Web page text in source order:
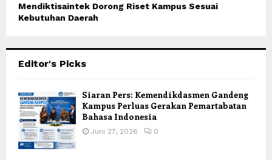
Mendiktisaintek Dorong Riset Kampus Sesuai
Kebutuhan Daerah
Editor's Picks
Siaran Pers: Kemendikdasmen Gandeng
Kampus Perluas Gerakan Pemartabatan
Bahasa Indonesia
Juni 27, 2026 0